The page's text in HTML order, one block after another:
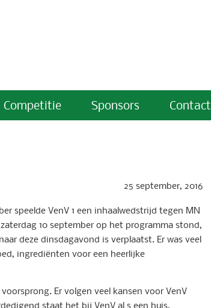
Competitie Sponsors Contact
25 september, 2016
speelde VenV 1 een inhaalwedstrijd tegen MN
10 september op het programma stond,
deze dinsdagavond is verplaatst. Er was veel
ingrediënten voor een heerlijke
Er volgen veel kansen voor VenV
staat het bij VenV al s een huis,